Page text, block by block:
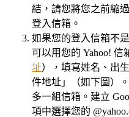
結，請您將您之前縮
登入信箱。
如果您的登入信箱不
可以用您的 Yahoo! 信
址），填寫姓名、出
件地址」（如下圖）
多一組信箱。建立
項中選擇您的